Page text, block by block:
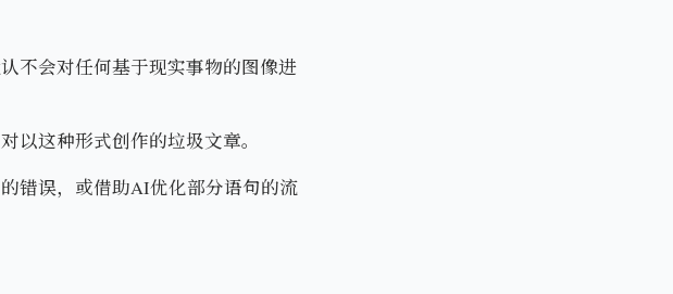
不会对任何基于现实事物的图像进
以这种形式创作的垃圾文章。
错误，或借助AI优化部分语句的流